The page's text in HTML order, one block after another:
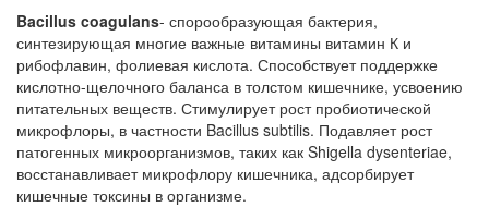
Bacillus coagulans- спорообразующая бактерия,
синтезирующая многие важные витамины витамин К и
рибофлавин, фолиевая кислота. Способствует поддержке
кислотно-щелочного баланса в толстом кишечнике, усвоению
питательных веществ. Стимулирует рост пробиотической
микрофлоры, в частности Bacillus subtilis. Подавляет рост
патогенных микроорганизмов, таких как Shigella dysenteriae,
восстанавливает микрофлору кишечника, адсорбирует
кишечные токсины в организме.